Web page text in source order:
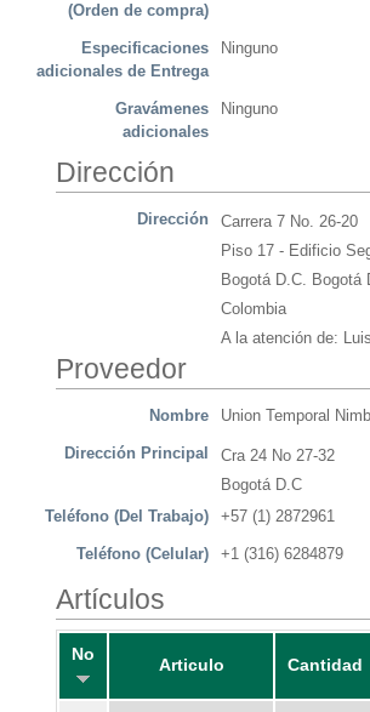
(Orden de compra)
Especificaciones
adicionales de Entrega
Ninguno
Gravámenes
adicionales
Ninguno
Dirección
Dirección
Carrera 7 No. 26-20
Piso 17 - Edificio
Bogotá D.C. Bogotá
Colombia
A la atención de:
Proveedor
Nombre Union Temporal
Dirección Principal
Cra 24 No 27-32
Bogotá D.C
Teléfono (Del Trabajo)
+57 (1) 2872961
Teléfono (Celular) +1 (316) 6284879
Artículos
No
Articulo Cantidad